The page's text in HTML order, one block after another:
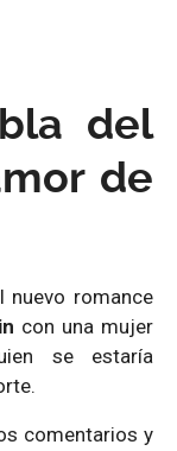
del
de
nuevo romance
con una mujer
se estaría
comentarios y